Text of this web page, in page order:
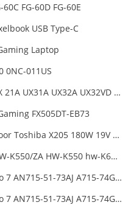
FG-60D FG-60E
USB Type-C
Laptop
0NC-011US
3.42A voor ASUS Zenbook UX 21A UX31A UX32A UX32VD Series Ultrabook Models
FX505DT-EB73
PA3546E-1AC3 Pa-1181-02 voor Toshiba X205 180W 19V 9.5A Laptop DC Charger Power Supply
A4024_FPN voor Samsung HW-K550/ZA HW-K550 hw-K650 Soundbar
ADP-135NB B voor Acer Nitro 7 AN715-51-73AJ A715-74G-52B0 Notebook
ADP-135NB B voor Acer Nitro 7 AN715-51-73AJ A715-74G-52B0 Notebook